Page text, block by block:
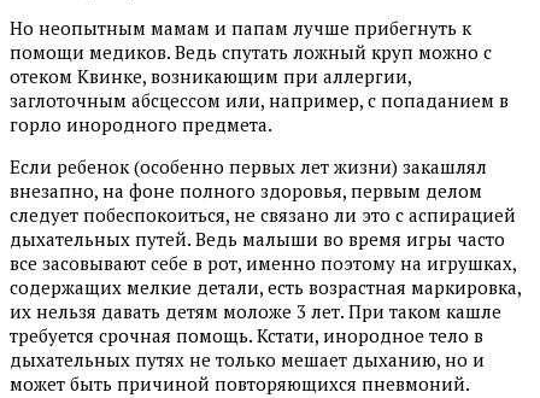
Но неопытным мамам и папам лучше прибегнуть к
помощи медиков. Ведь спутать ложный круп можно с
отеком Квинке, возникающим при аллергии,
заглоточным абсцессом или, например, с попаданием в
горло инородного предмета.
Если ребенок (особенно первых лет жизни) закашлял
внезапно, на фоне полного здоровья, первым делом
следует побеспокоиться, не связано ли это с аспирацией
дыхательных путей. Ведь малыши во время игры часто
все засовывают себе в рот, именно поэтому на игрушках,
содержащих мелкие детали, есть возрастная маркировка,
их нельзя давать детям моложе 3 лет. При таком кашле
требуется срочная помощь. Кстати, инородное тело в
дыхательных путях не только мешает дыханию, но и
может быть причиной повторяющихся пневмоний.